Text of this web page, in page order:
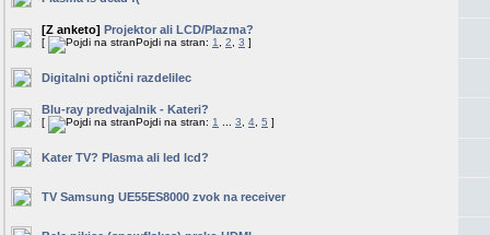
[Z anketo] Projektor ali LCD/Plazma?
[ Pojdi na stran: 1 2 3 ]
Digitalni optični razdelilec
Blu-ray predvajalnik - Kateri?
[ Pojdi na stran: 1 3 4 5 ]
Kater TV? Plasma ali led lcd?
TV Samsung UE55ES8000 zvok na receiver